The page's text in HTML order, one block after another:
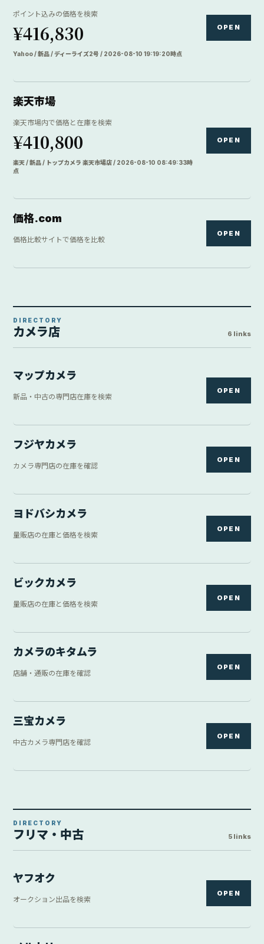
ポイント込みの価格を検索
¥416,830
Yahoo / 新品 / ディーライズ2号 / 2026-08-10 19:19:20時点
OPEN
楽天市場
楽天市場内で価格と在庫を検索
¥410,800
楽天 / 新品 / トップカメラ 楽天市場店 / 2026-08-10 08:49:33時
点
OPEN
価格.com
価格比較サイトで価格を比較
OPEN
DIRECTORY
カメラ店 6 links
マップカメラ
新品・中古の専門店在庫を検索
OPEN
フジヤカメラ
カメラ専門店の在庫を確認
OPEN
ヨドバシカメラ
量販店の在庫と価格を検索
OPEN
ビックカメラ
量販店の在庫と価格を検索
OPEN
カメラのキタムラ
店舗・通販の在庫を確認
OPEN
三宝カメラ
中古カメラ専門店を確認
OPEN
DIRECTORY
フリマ・中古 5 links
ヤフオク
オークション出品を検索
OPEN